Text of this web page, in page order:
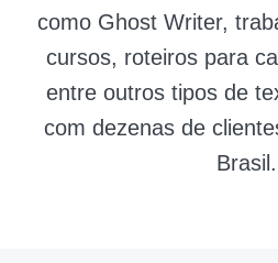
como Ghost Writer,
cursos, roteiros para
entre outros tipos de
com dezenas de
Brasil.